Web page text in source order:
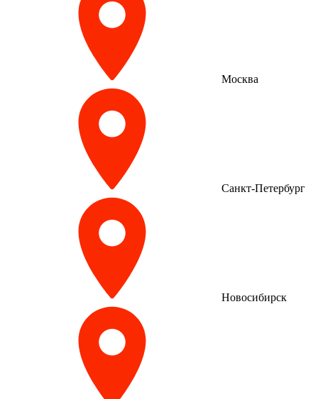
Москва
Санкт-Петербург
Новосибирск